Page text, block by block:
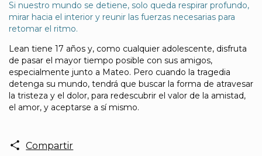
Si nuestro mundo se detiene, solo queda respirar profundo,
mirar hacia el interior y reunir las fuerzas necesarias para
retomar el ritmo.
Lean tiene 17 años y, como cualquier adolescente, disfruta
de pasar el mayor tiempo posible con sus amigos,
especialmente junto a Mateo. Pero cuando la tragedia
detenga su mundo, tendrá que buscar la forma de atravesar
la tristeza y el dolor, para redescubrir el valor de la amistad,
el amor, y aceptarse a sí mismo.
Compartir